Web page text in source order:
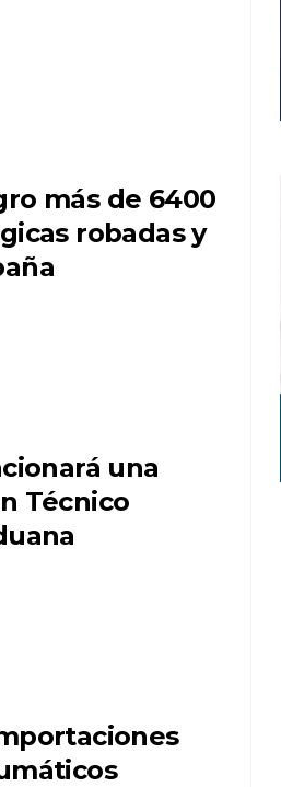
más de 6400
robadas y
una
Técnico